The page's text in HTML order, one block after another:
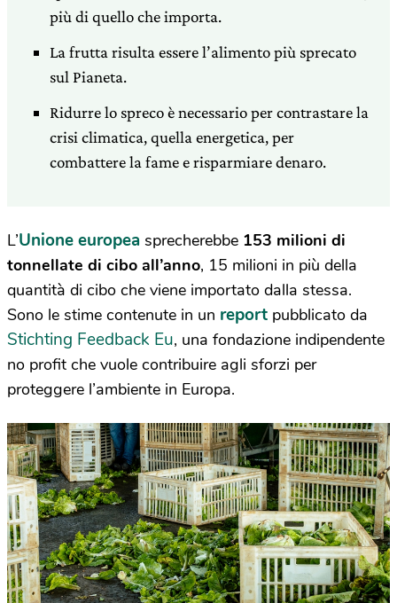
più di quello che importa.
La frutta risulta essere l’alimento più sprecato
sul Pianeta.
Ridurre lo spreco è necessario per contrastare la
crisi climatica, quella energetica, per
combattere la fame e risparmiare denaro.
L’Unione europea sprecherebbe 153 milioni di
tonnellate di cibo all’anno, 15 milioni in più della
quantità di cibo che viene importato dalla stessa.
Sono le stime contenute in un report pubblicato da
Stichting Feedback Eu, una fondazione indipendente
no profit che vuole contribuire agli sforzi per
proteggere l’ambiente in Europa.